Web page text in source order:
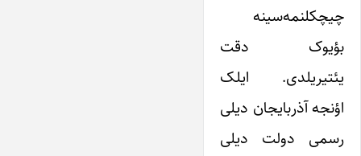
چیچکلنمه‌سینه
بؤیوک دقت
یئتیریلدی. ایلک
اؤنجه آذربایجان دیلی
رسمی دولت دیلی